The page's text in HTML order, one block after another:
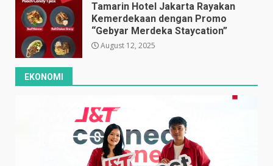
Tamarin Hotel Jakarta Rayakan
Kemerdekaan dengan Promo
“Gebyar Merdeka Staycation”
August 12, 2025
EKONOMI